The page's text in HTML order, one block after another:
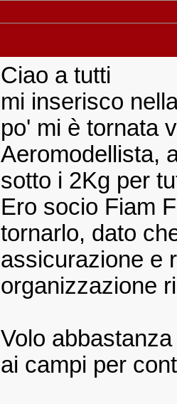
Ciao a tutti
mi inserisco
po' mi è tornata
Aeromodellista,
sotto i 2Kg per
Ero socio Fiam
tornarlo, dato
assicurazione e
organizzazione
Volo
ai campi per